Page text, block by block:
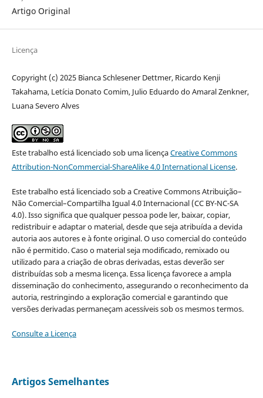
Artigo Original
Licença
Copyright (c) 2025 Bianca Schlesener Dettmer, Ricardo Kenji
Takahama, Letícia Donato Comim, Julio Eduardo do Amaral Zenkner,
Luana Severo Alves
Este trabalho está licenciado sob uma licençaCreative Commons
Attribution-NonCommercial-ShareAlike 4.0 International License.
Este trabalho está licenciado sob a Creative Commons Atribuição–
Não Comercial–Compartilha Igual 4.0 Internacional (CC BY-NC-SA
4.0). Isso significa que qualquer pessoa pode ler, baixar, copiar,
redistribuir e adaptar o material, desde que seja atribuída a devida
autoria aos autores e à fonte original. O uso comercial do conteúdo
não é permitido. Caso o material seja modificado, remixado ou
utilizado para a criação de obras derivadas, estas deverão ser
distribuídas sob a mesma licença. Essa licença favorece a ampla
disseminação do conhecimento, assegurando o reconhecimento da
autoria, restringindo a exploração comercial e garantindo que
versões derivadas permaneçam acessíveis sob os mesmos termos.
Consulte a Licença
Artigos Semelhantes